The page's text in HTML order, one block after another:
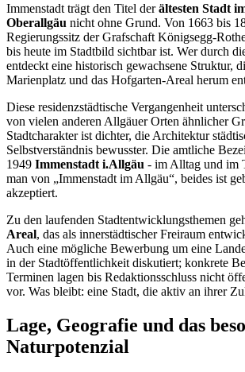
Immenstadt trägt den Titel derältesten Stadt
Oberallgäu nicht ohne Grund. Von 1663 bis
Regierungssitz der Grafschaft Königsegg-
bis heute im Stadtbild sichtbar ist. Wer durch
entdeckt eine historisch gewachsene Struktur,
Marienplatz und das Hofgarten-Areal herum
Diese residenzstädtische Vergangenheit
von vielen anderen Allgäuer Orten ähnlicher
Stadtcharakter ist dichter, die Architektur
Selbstverständnis bewusster. Die amtliche
1949 Immenstadt i.Allgäu - im Alltag und im
man von „Immenstadt im Allgäu“, beides ist
akzeptiert.
Zu den laufenden Stadtentwicklungsthemen
Areal, das als innerstädtischer Freiraum
Auch eine mögliche Bewerbung um eine
in der Stadtöffentlichkeit diskutiert; konkrete
Terminen lagen bis Redaktionsschluss nicht
vor. Was bleibt: eine Stadt, die aktiv an ihrer
Lage, Geografie und das
Naturpotenzial